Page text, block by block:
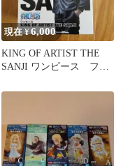
現在 ¥6,000
KING OF ARTIST THE
SANJI ワンピース フィ